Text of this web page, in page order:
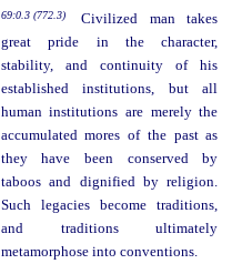
69:0.3 (772.3)
Civilized man takes
great pride in the character,
stability, and continuity of his
established institutions, but all
human institutions are merely the
accumulated mores of the past as
they have been conserved by
taboos and dignified by religion.
Such legacies become traditions,
and traditions ultimately
metamorphose into conventions.